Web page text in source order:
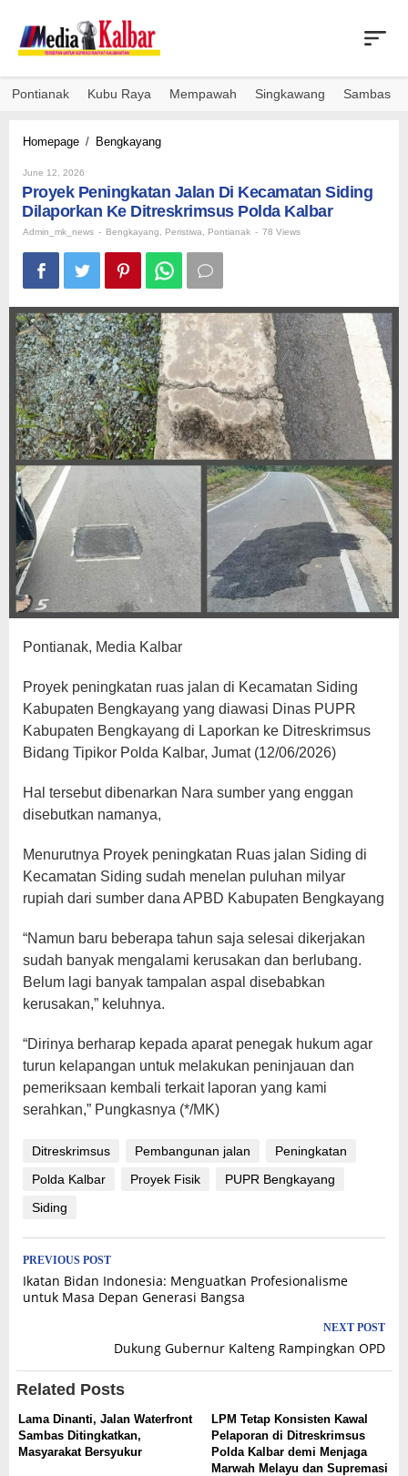
content
Pontianak Kubu Raya Mempawah Singkawang Sambas
Homepage / BengkayangProyek
Di
Kecamatan
Dilaporkan
Ke
Ditreskrimsus
Polda
Kalbar
June 12, 2026
Proyek Peningkatan Jalan Di Kecamatan Siding
Dilaporkan Ke Ditreskrimsus Polda Kalbar
Admin_mk_news - Bengkayang Peristiwa Pontianak - 78 Views
Pontianak, Media Kalbar
Proyek peningkatan ruas jalan di Kecamatan Siding
Kabupaten Bengkayang yang diawasi Dinas PUPR
Kabupaten Bengkayang di Laporkan ke Ditreskrimsus
Bidang Tipikor Polda Kalbar, Jumat (12/06/2026)
Hal tersebut dibenarkan Nara sumber yang enggan
disebutkan namanya,
Menurutnya Proyek peningkatan Ruas jalan Siding di
Kecamatan Siding sudah menelan puluhan milyar
rupiah dari sumber dana APBD Kabupaten Bengkayang
“Namun baru beberapa tahun saja selesai dikerjakan
sudah banyak mengalami kerusakan dan berlubang.
Belum lagi banyak tampalan aspal disebabkan
kerusakan,” keluhnya.
“Dirinya berharap kepada aparat penegak hukum agar
turun kelapangan untuk melakukan peninjauan dan
pemeriksaan kembali terkait laporan yang kami
serahkan,” Pungkasnya (*/MK)
Ditreskrimsus Pembangunan jalan
Peningkatan
Polda Kalbar
Proyek Fisik
PUPR Bengkayang
Siding
Post
navigation
PREVIOUS POST
Ikatan Bidan Indonesia: Menguatkan Profesionalisme
untuk Masa Depan Generasi Bangsa
NEXT POST
Dukung Gubernur Kalteng Rampingkan OPD
Related Posts
Lama Dinanti, Jalan Waterfront
Sambas Ditingkatkan,
Masyarakat Bersyukur
LPM Tetap Konsisten Kawal
Pelaporan di Ditreskrimsus
Polda Kalbar demi Menjaga
Marwah Melayu dan Supremasi